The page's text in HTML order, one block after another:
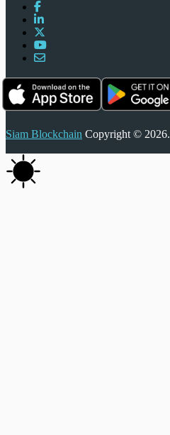
Siam Blockchain Copyright © 2026.